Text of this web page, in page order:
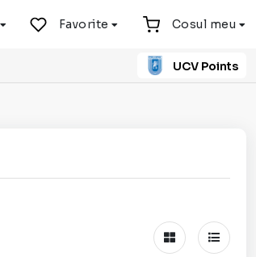
Favorite Cosul meu
UCV Points